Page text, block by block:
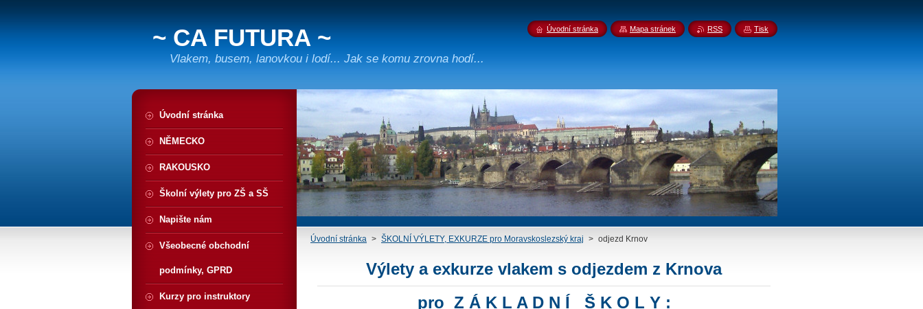
~ CA FUTURA ~
Vlakem, busem, lanovkou i lodí... Jak se komu zrovna hodí...
Úvodní stránka > ŠKOLNÍ VÝLETY, EXKURZE pro Moravskoslezský kraj > odjezd Krnov
Výlety a exkurze vlakem s odjezdem z Krnova
pro Z Á K L A D N Í Š K O L Y :
Úvodní stránka
NĚMECKO
RAKOUSKO
Školní výlety pro ZŠ a SŠ
Napište nám
Všeobecné obchodní
podmínky, GPRD
Kurzy pro instruktory
Úvodní stránka Mapa stránek RSS Tisk